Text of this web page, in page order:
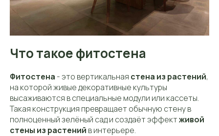
Что такое фитостена
Фитостена - это вертикальная стена из растений,
на которой живые декоративные культуры
высаживаются в специальные модули или кассеты.
Такая конструкция превращает обычную стену в
полноценный зелёный сад и создаёт эффектживой
стены из растений в интерьере.